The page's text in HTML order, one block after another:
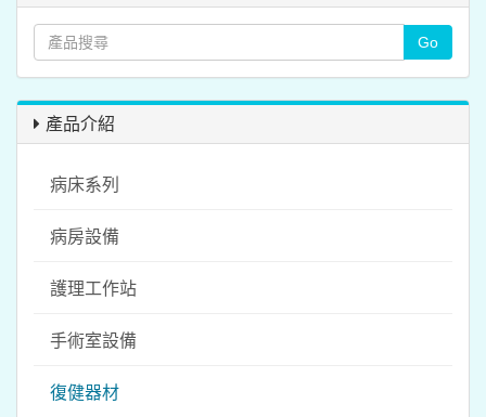
產品介紹
病床系列
病房設備
護理工作站
手術室設備
復健器材